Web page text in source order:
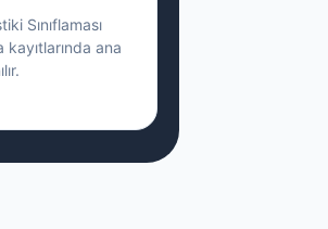
Sınıflaması
ana